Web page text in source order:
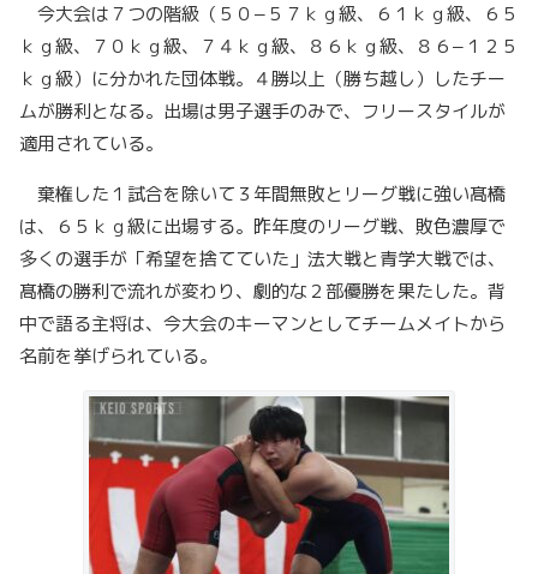
今大会は７つの階級（５０−５７ｋｇ級、６１ｋｇ級、６５
ｋｇ級、７０ｋｇ級、７４ｋｇ級、８６ｋｇ級、８６−１２５
ｋｇ級）に分かれた団体戦。４勝以上（勝ち越し）したチー
ムが勝利となる。出場は男子選手のみで、フリースタイルが
適用されている。
棄権した１試合を除いて３年間無敗とリーグ戦に強い髙橋
は、６５ｋｇ級に出場する。昨年度のリーグ戦、敗色濃厚で
多くの選手が「希望を捨てていた」法大戦と青学大戦では、
髙橋の勝利で流れが変わり、劇的な２部優勝を果たした。背
中で語る主将は、今大会のキーマンとしてチームメイトから
名前を挙げられている。